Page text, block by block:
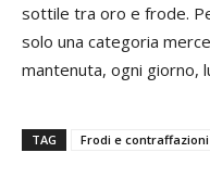
sottile tra oro e frode.
solo una categoria
mantenuta, ogni giorno,
TAG Frodi e contraffazioni